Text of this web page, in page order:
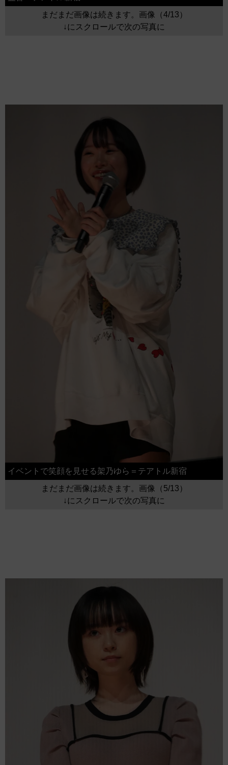
まだまだ画像は続きます。画像（4/13）
↓にスクロールで次の写真に
イベントで笑顔を見せる架乃ゆら＝テアトル新宿
まだまだ画像は続きます。画像（5/13）
↓にスクロールで次の写真に